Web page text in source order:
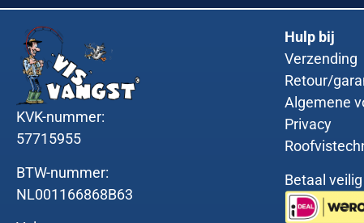
KVK-nummer:
57715955
BTW-nummer:
NL001166868B63
Hulp bij
Verzending
Retour/
Algemene
Privacy
Betaal